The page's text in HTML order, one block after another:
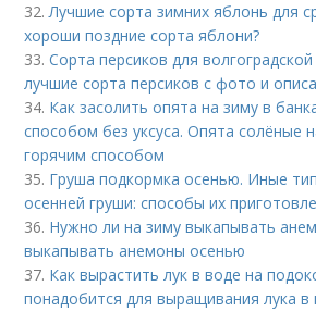
32.Лучшие сорта зимних яблонь для
хороши поздние сорта яблони?
33.Сорта персиков для
лучшие сорта персиков с фото и
34. Как засолить опята на зиму в
способом без уксуса. Опята солёные
горячим способом
35. Груша подкормка осенью. Иные
осенней груши: способы их
36. Нужно ли на зиму выкапывать
выкапывать анемоны осенью
37. Как вырастить лук в воде на
понадобится для выращивания лука в